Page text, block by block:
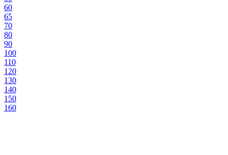
60
65
70
80
90
100
110
120
130
140
150
160